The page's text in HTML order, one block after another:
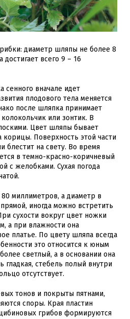
диаметр шляпы не более 8
всего 9 – 16
сенного вначале идет
плодового тела меняется
после шляпка принимает
или зонтик. В
Цвет шляпы бывает
Поверхность этой части
блестит на свету. Во время
в темно-красно-коричневый
с желобками. Сухая погода
миллиметров, а диаметр в
иногда можно встретить
сухости вокруг цвет ножки
а при влажности она
платье. По цвету шляпа всегда
это относится к юным
светлый, а в основании она
гладкая, стебель полый внутри
отсутствует.
тонов и покрыты пятнами,
споры. Края пластин
грибов формируются